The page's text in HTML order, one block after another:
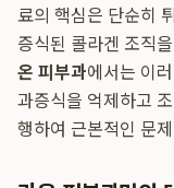
료의 핵심은 단순히
증식된 콜라겐 조직
온 피부과에서는 이
과증식을 억제하고
행하여 근본적인 문